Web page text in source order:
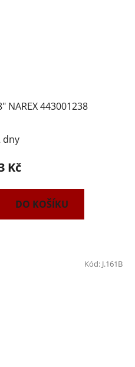
443001238
dny
Kč
DO KOŠÍKU
Kód: J.161B